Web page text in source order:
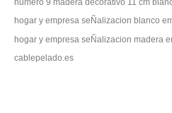
hogar y empresa seÑalizacion blanco
hogar y empresa seÑalizacion madera
cablepelado.es